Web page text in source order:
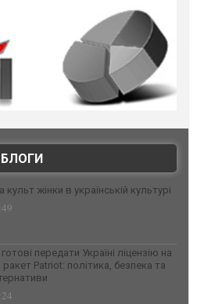
БЛОГИ
жінки в українській культурі
передати Україні ліцензію на
Patriot: політика, безпека та